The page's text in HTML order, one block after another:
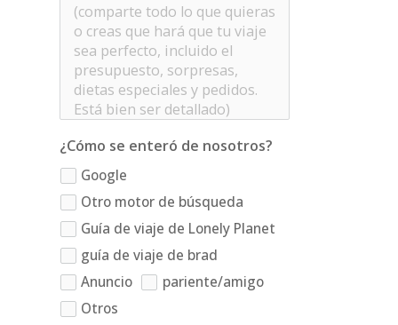
¿Cómo se enteró de nosotros?
Google
Otro motor de búsqueda
Guía de viaje de Lonely Planet
guía de viaje de brad
Anuncio
pariente/amigo
Otros